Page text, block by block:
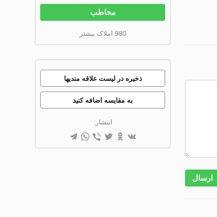
ارسال
مخاطب
980 املاک بیشتر
ذخیره در لیست علاقه مندیها
به مقایسه اضافه کنید
انتشار: